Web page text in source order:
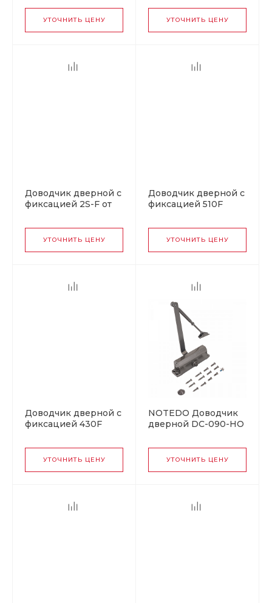
60-130 кг сереб. (10)
УТОЧНИТЬ ЦЕНУ
серебро
УТОЧНИТЬ ЦЕНУ
Доводчик дверной с
фиксацией 2S-F от
коричневый
УТОЧНИТЬ ЦЕНУ
Доводчик дверной с
фиксацией 510F
до 60 кг серый
УТОЧНИТЬ ЦЕНУ
Доводчик дверной с
фиксацией 430F
кг серебро
УТОЧНИТЬ ЦЕНУ
NOTEDO Доводчик
дверной DC-090-НО
BRONZE 60-130 кг
бронза (10)
УТОЧНИТЬ ЦЕНУ